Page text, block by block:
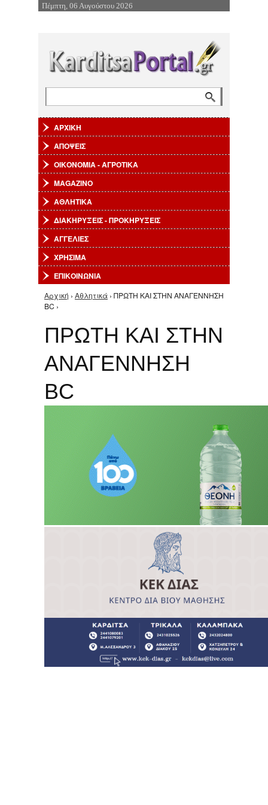
Επιστροφή στην Πλοήγηση
Πέμπτη, 06 Αυγούστου 2026
ΑΡΧΙΚΗ
ΑΠΟΨΕΙΣ
ΟΙΚΟΝΟΜΙΑ - ΑΓΡΟΤΙΚΑ
MAGAZINO
ΑΘΛΗΤΙΚΑ
ΔΙΑΚΗΡΥΞΕΙΣ - ΠΡΟΚΗΡΥΞΕΙΣ
ΑΓΓΕΛΙΕΣ
ΧΡΗΣΙΜΑ
ΕΠΙΚΟΙΝΩΝΙΑ
Είστε εδώ
Αρχική › Αθλητικά › ΠΡΩΤΗ ΚΑΙ ΣΤΗΝ ΑΝΑΓΕΝΝΗΣΗ
BC ›
ΠΡΩΤΗ ΚΑΙ ΣΤΗΝ
ΑΝΑΓΕΝΝΗΣΗ
BC